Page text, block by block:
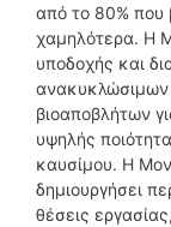
από το 80% που
χαμηλότερα. Η
υποδοχής και
ανακυκλώσιμων
βιοαποβλήτων
υψηλής
καυσίμου. Η
δημιουργήσει
θέσεις